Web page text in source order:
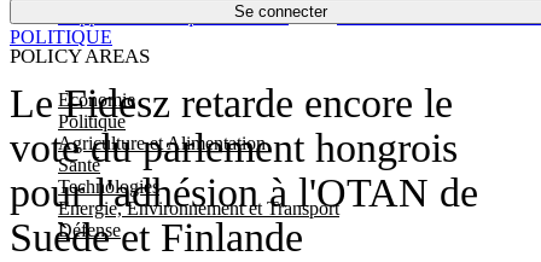
Se connecter
POLICY AREAS
Economie
Politique
Agriculture et Alimentation
Santé
Technologies
Energie, Environnement et Transport
Défense
Économie
Le Fidesz retarde encore le
vote du parlement hongrois
pour l'adhésion à l'OTAN de
Suède et Finlande
POLITIQUE